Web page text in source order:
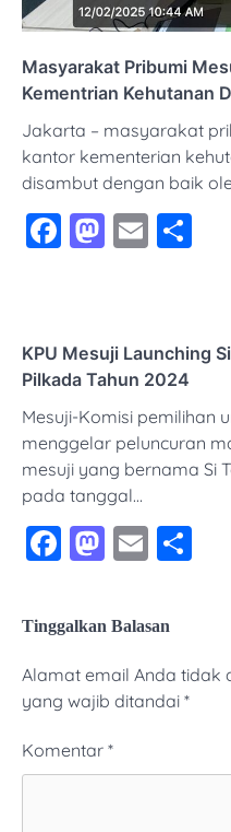
Masyarakat Pribumi
Kementrian Kehutanan
Jakarta – masyarakat
kantor kementerian
disambut dengan baik
Facebook
Email
KPU Mesuji Launching
Pilkada Tahun 2024
Mesuji-Komisi pemilihan
menggelar peluncuran
mesuji yang bernama Si
pada tanggal…
Facebook
Email
Tinggalkan Balasan
Alamat email Anda tidak
yang wajib ditandai *
Komentar *